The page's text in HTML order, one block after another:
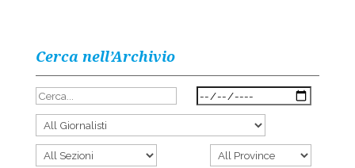
Cerca nell’Archivio